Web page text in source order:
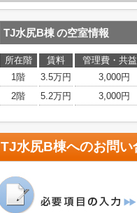
TJ水尻B棟の空室情報
所在階 賃料 管理費・共
1階
3.5万円 3,000円
2階
5.2万円 3,000円
TJ水尻B棟へのお問い